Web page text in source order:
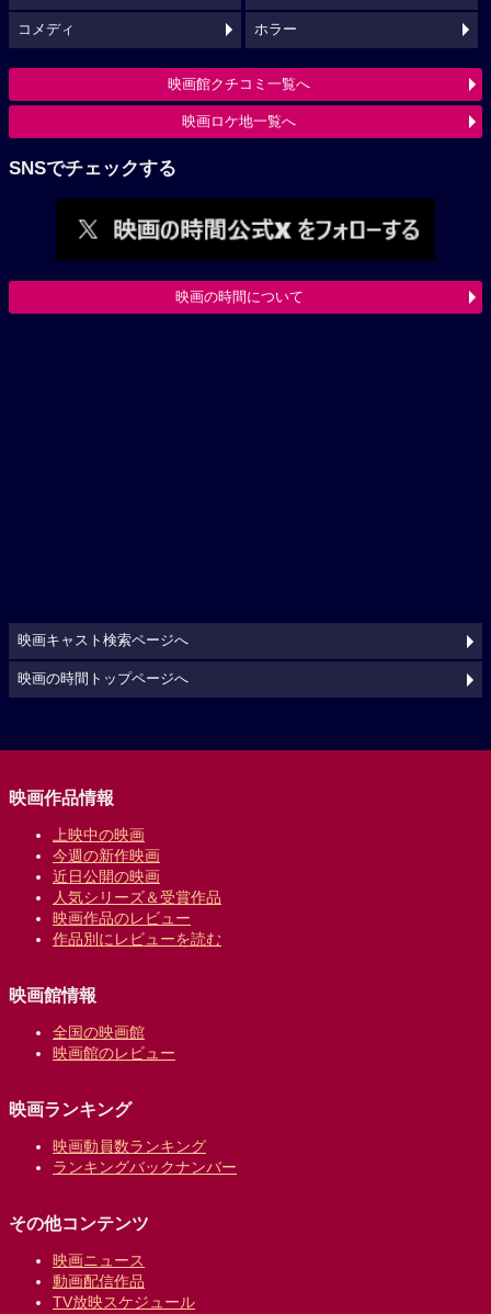
コメディ ホラー
映画館クチコミ一覧へ
映画ロケ地一覧へ
SNSでチェックする
映画の時間について
映画キャスト検索ページへ
映画の時間トップページへ
映画作品情報
上映中の映画
今週の新作映画
近日公開の映画
人気シリーズ＆受賞作品
映画作品のレビュー
作品別にレビューを読む
映画館情報
全国の映画館
映画館のレビュー
映画ランキング
映画動員数ランキング
ランキングバックナンバー
その他コンテンツ
映画ニュース
動画配信作品
TV放映スケジュール